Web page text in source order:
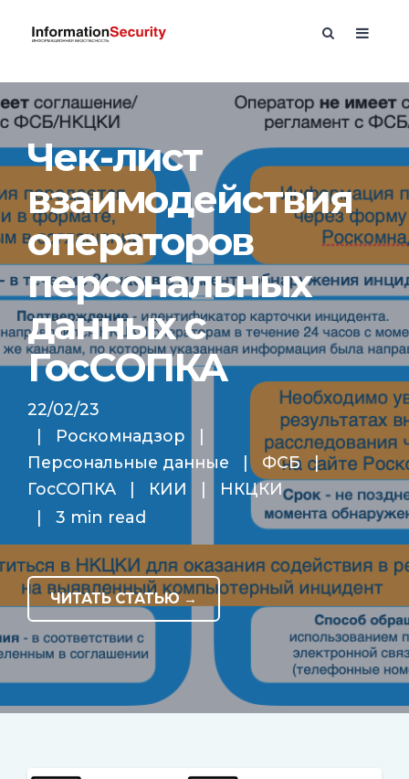
Чек-лист
взаимодействия
операторов
персональных
данных с
ГосСОПКА
22/02/23
Роскомнадзор
Персональные данные
ФСБ
|
ГосСОПКА
КИИ
НКЦКИ
|
3 min read
ЧИТАТЬ СТАТЬЮ →